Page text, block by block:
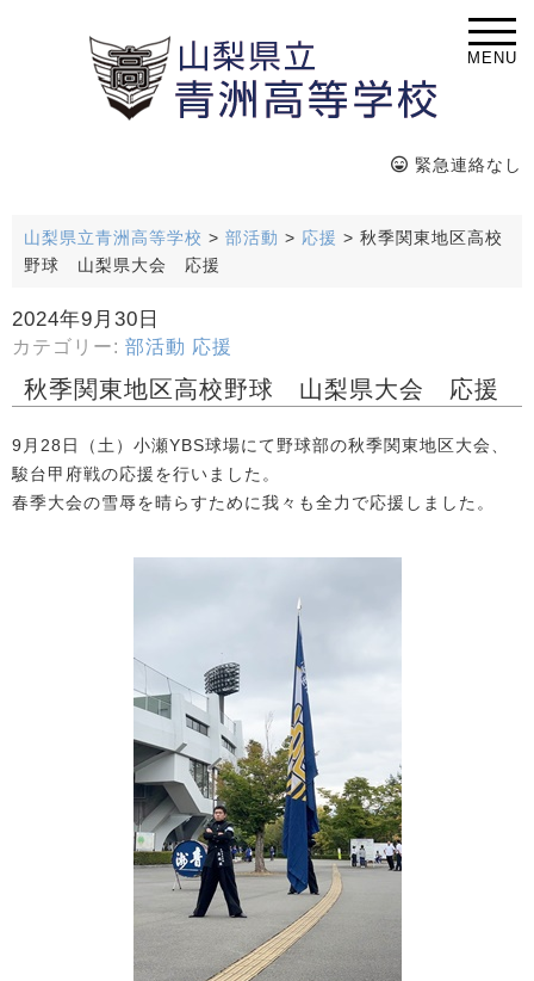
MENU
緊急連絡なし
山梨県立青洲高等学校 > 部活動 > 応援 > 秋季関東地区高校
野球 山梨県大会 応援
2024年9月30日
カテゴリー: 部活動 応援
秋季関東地区高校野球 山梨県大会 応援
9月28日（土）小瀬YBS球場にて野球部の秋季関東地区大会、
駿台甲府戦の応援を行いました。
春季大会の雪辱を晴らすために我々も全力で応援しました。